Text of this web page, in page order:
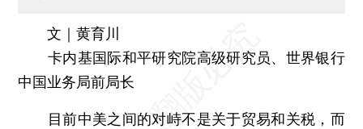
文｜黄育川
卡内基国际和平研究院高级研究员、世界银行
中国业务局前局长
目前中美之间的对峙不是关于贸易和关税，而